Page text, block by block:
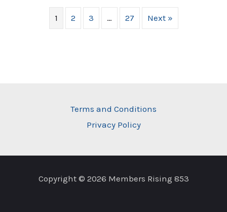
1 2 3 … 27 Next »
Terms and Conditions
Privacy Policy
Copyright © 2026 Members Rising 853